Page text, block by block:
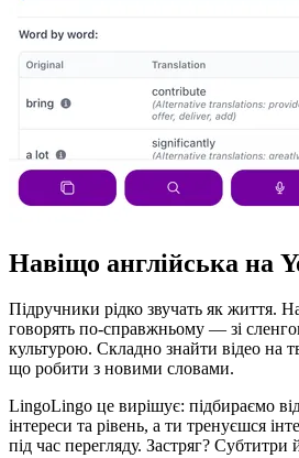
Навіщо англійська на
Підручники рідко звучать як життя.
говорять по-справжньому — зі
культурою. Складно знайти відео на
що робити з новими словами.
LingoLingo це вирішує: підбираємо
інтереси та рівень, а ти тренуєшся
під час перегляду. Застряг?